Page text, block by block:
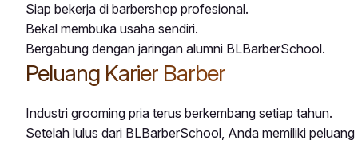
Siap bekerja di barbershop profesional.
Bekal membuka usaha sendiri.
Bergabung dengan jaringan alumni BLBarberSchool.
Peluang Karier Barber
Industri grooming pria terus berkembang setiap tahun.
Setelah lulus dari BLBarberSchool, Anda memiliki peluang